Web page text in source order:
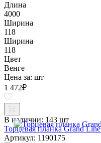
Длина
4000
Ширина
118
Ширина
118
Цвет
Венге
Цена за: шт
1 472₽
В наличии: 143 шт
Торцевая планка Grand
Артикул: 1190175